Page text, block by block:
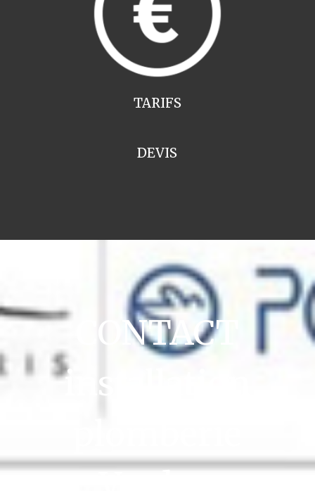
TARIFS
DEVIS
CONTACT
installation